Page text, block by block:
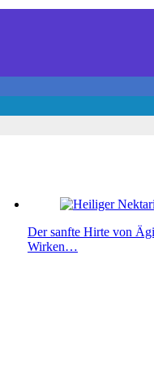
Der sanfte Hirte von
Wirken…